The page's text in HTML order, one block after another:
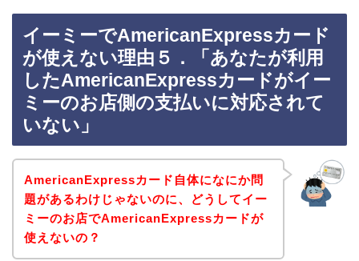
イーミーでAmericanExpressカード
が使えない理由５．「あなたが利用
したAmericanExpressカードがイー
ミーのお店側の支払いに対応されて
いない」
AmericanExpressカード自体になにか問
題があるわけじゃないのに、どうしてイー
ミーのお店でAmericanExpressカードが
使えないの？